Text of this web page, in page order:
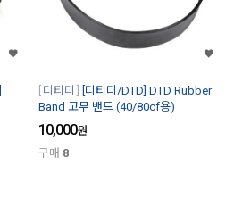
디티디
[디티디/DTD] DTD Rubber
Band 고무 밴드 (40/80cf용)
10,000원
구매 8